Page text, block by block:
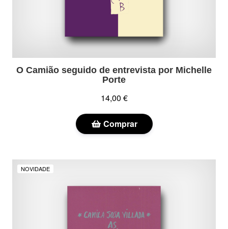
O Camião seguido de entrevista por Michelle
Porte
14,00 €
Comprar
NOVIDADE